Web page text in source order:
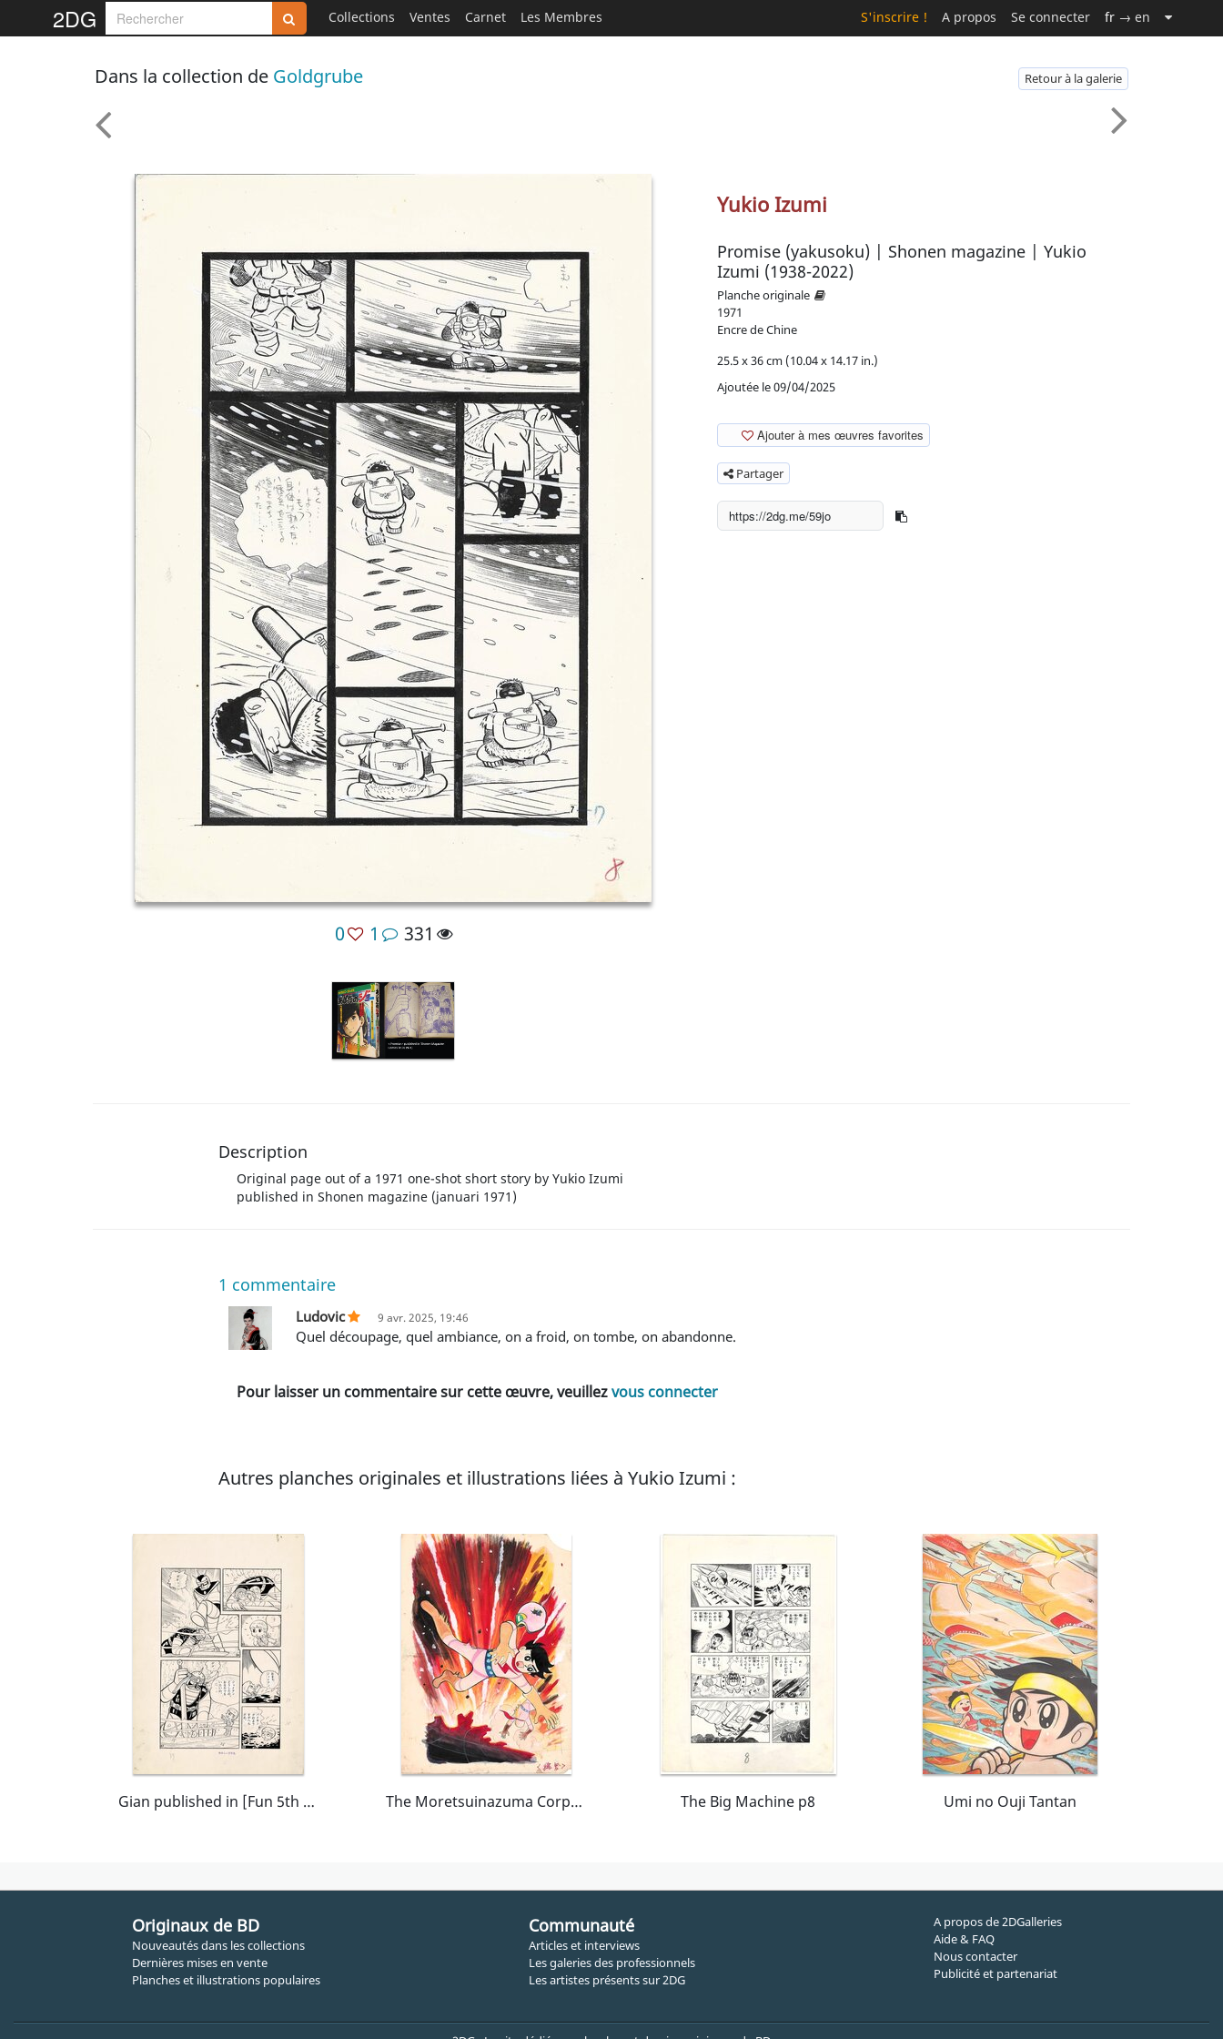
2DG Collections Ventes Carnet Les Membres S'inscrire ! A propos Se connecter fr → en
Dans la collection de Goldgrube Retour à la galerie
0 1 331
Yukio Izumi
Promise (yakusoku) | Shonen magazine | Yukio
Izumi (1938-2022)
Planche originale
1971
Encre de Chine
25.5 x 36 cm (10.04 x 14.17 in.)
Ajoutée le 09/04/2025
Ajouter à mes œuvres favorites
Partager
Description
Original page out of a 1971 one-shot short story by Yukio Izumi
published in Shonen magazine (januari 1971)
1 commentaire
Ludovic 9 avr. 2025, 19:46
Quel découpage, quel ambiance, on a froid, on tombe, on abandonne.
Pour laisser un commentaire sur cette œuvre, veuillezvous connecter
Autres planches originales et illustrations liées à Yukio Izumi :
Gian published in [Fun 5th grader] Kodansha / B The Moretsuinazuma Corps | Tanoshii Yonensei April 1961 The Big Machine p8 Umi no Ouji Tantan
Originaux de BD
Nouveautés dans les collections
Dernières mises en vente
Planches et illustrations populaires
Communauté
Articles et interviews
Les galeries des professionnels
Les artistes présents sur 2DG
A propos de 2DGalleries
Aide & FAQ
Nous contacter
Publicité et partenariat